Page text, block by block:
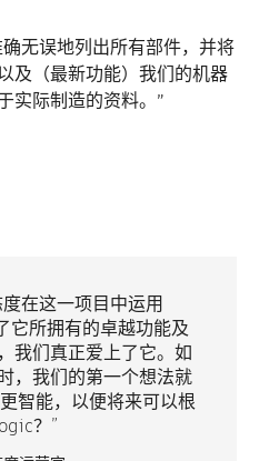
无误地列出所有部件，并将
及（最新功能）我们的机器
实际制造的资料。”
在这一项目中运用
它所拥有的卓越功能及
我们真正爱上了它。如
，我们的第一个想法就
智能，以便将来可以根
？